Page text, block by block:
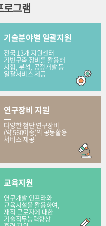
로그램
기술분야별 일괄지원
전국 13개 지원센터
기반구축 장비를 활용해
시험, 분석, 공정개발 등
일괄서비스 제공
연구장비 지원
다양한 첨단 연구장비
(약 560여종)의 공동활용
서비스 제공
교육지원
연구개발 인프라와
교육시설을 활용하여,
재직 근로자에 대한
기술직무능력향상